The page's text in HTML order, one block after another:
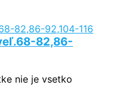
82,86-
nie je vsetko